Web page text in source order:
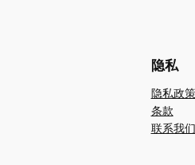
隐私
隐私政策
条款
联系我们